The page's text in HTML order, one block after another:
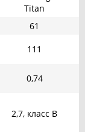
Titan
61
111
0,74
2,7, класс В